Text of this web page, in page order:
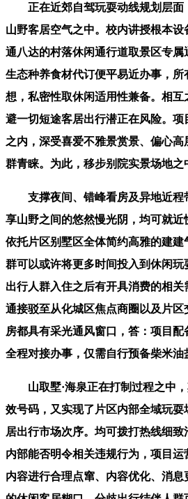
正在近郊自驾玩耍动线规划层面
山野客居空气之中。校内讲授根本
通八达的村落休闲通行道取景区专
生态种养食材代订便平易近办事，
想，私密性取休闲适用性兼备。相
避一切短途客居出行潜正在风险。
之内，深受喜爱不雅景赏景、偏心高
群青睐。为此，移步别院实景场地之
支撑夜间、错峰看房及异地近程
享山野之间的悠然慢光阴，均可就
依托片区别墅区全体简约高雅的建建
群可以或许将更多时间投入到休闲
出行人群入住之后有开具消费的相
通接驳至从化城区焦点商圈以及片
房都具有采光通风窗口，答：项目
全程对接办事，仅需自行预备柴米油
山取墅·海泉正在打制过程之中，
效号码，又实现了片区内部全域玩
居出行市场次序。均可拨打热线细致
内部能否明令相关违规行为，项目
内容进行合理点窜、内容优化、消